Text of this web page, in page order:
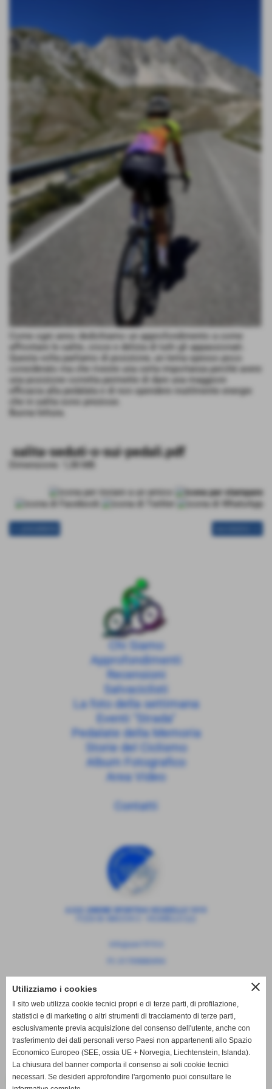
Come ogni anno dedichiamo un approfondimento a come
affrontare le salite, croce e delizia di tutti gli appassionati.
Questa volta parliamo di posizione, un tema spesso poco
considerato ma che riveste una certa importanza perchè avere
una posizione corretta permette di dare una maggiore
efficacia alla pedalata e di non spendere inutilmente energie
che in salita sono preziose.
Buona lettura.
salita-seduti-o-sui-pedali.pdf
Dimensione: 1,38 MB
Chi Siamo
Approfondimenti
Recensioni
Salvaciclisti
La foto della settimana
Eventi "Strada"
Pedalate della Memoria
Storie del Ciclismo
Album Fotografico
Area Video
Contatti
A.S.D. UNIONE SPORTIVA VICARELLO 1919
Entra nel mondo delle RUOTE GRASSE
close
Utilizziamo i cookies
Il sito web utilizza cookie tecnici propri e di terze parti, di profilazione,
statistici e di marketing o altri strumenti di tracciamento di terze parti,
esclusivamente previa acquisizione del consenso dell'utente, anche con
trasferimento dei dati personali verso Paesi non appartenenti allo Spazio
Economico Europeo (SEE, ossia UE + Norvegia, Liechtenstein, Islanda).
La chiusura del banner comporta il consenso ai soli cookie tecnici
necessari. Se desideri approfondire l'argomento puoi consultare le